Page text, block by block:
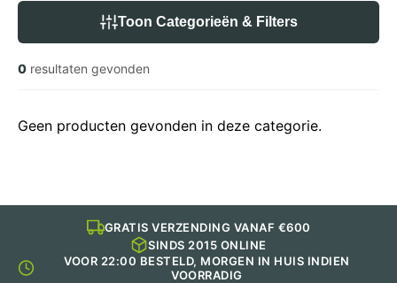
Toon Categorieën & Filters
0 resultaten gevonden
Geen producten gevonden in deze categorie.
GRATIS VERZENDING VANAF €600
SINDS 2015 ONLINE
VOOR 22:00 BESTELD, MORGEN IN HUIS INDIEN
VOORRADIG